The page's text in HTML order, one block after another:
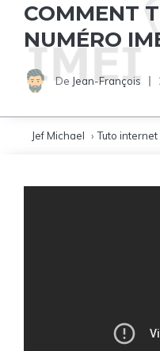
COMMENT
NUMÉRO
De Jean-François
Jef Michael Tuto internet